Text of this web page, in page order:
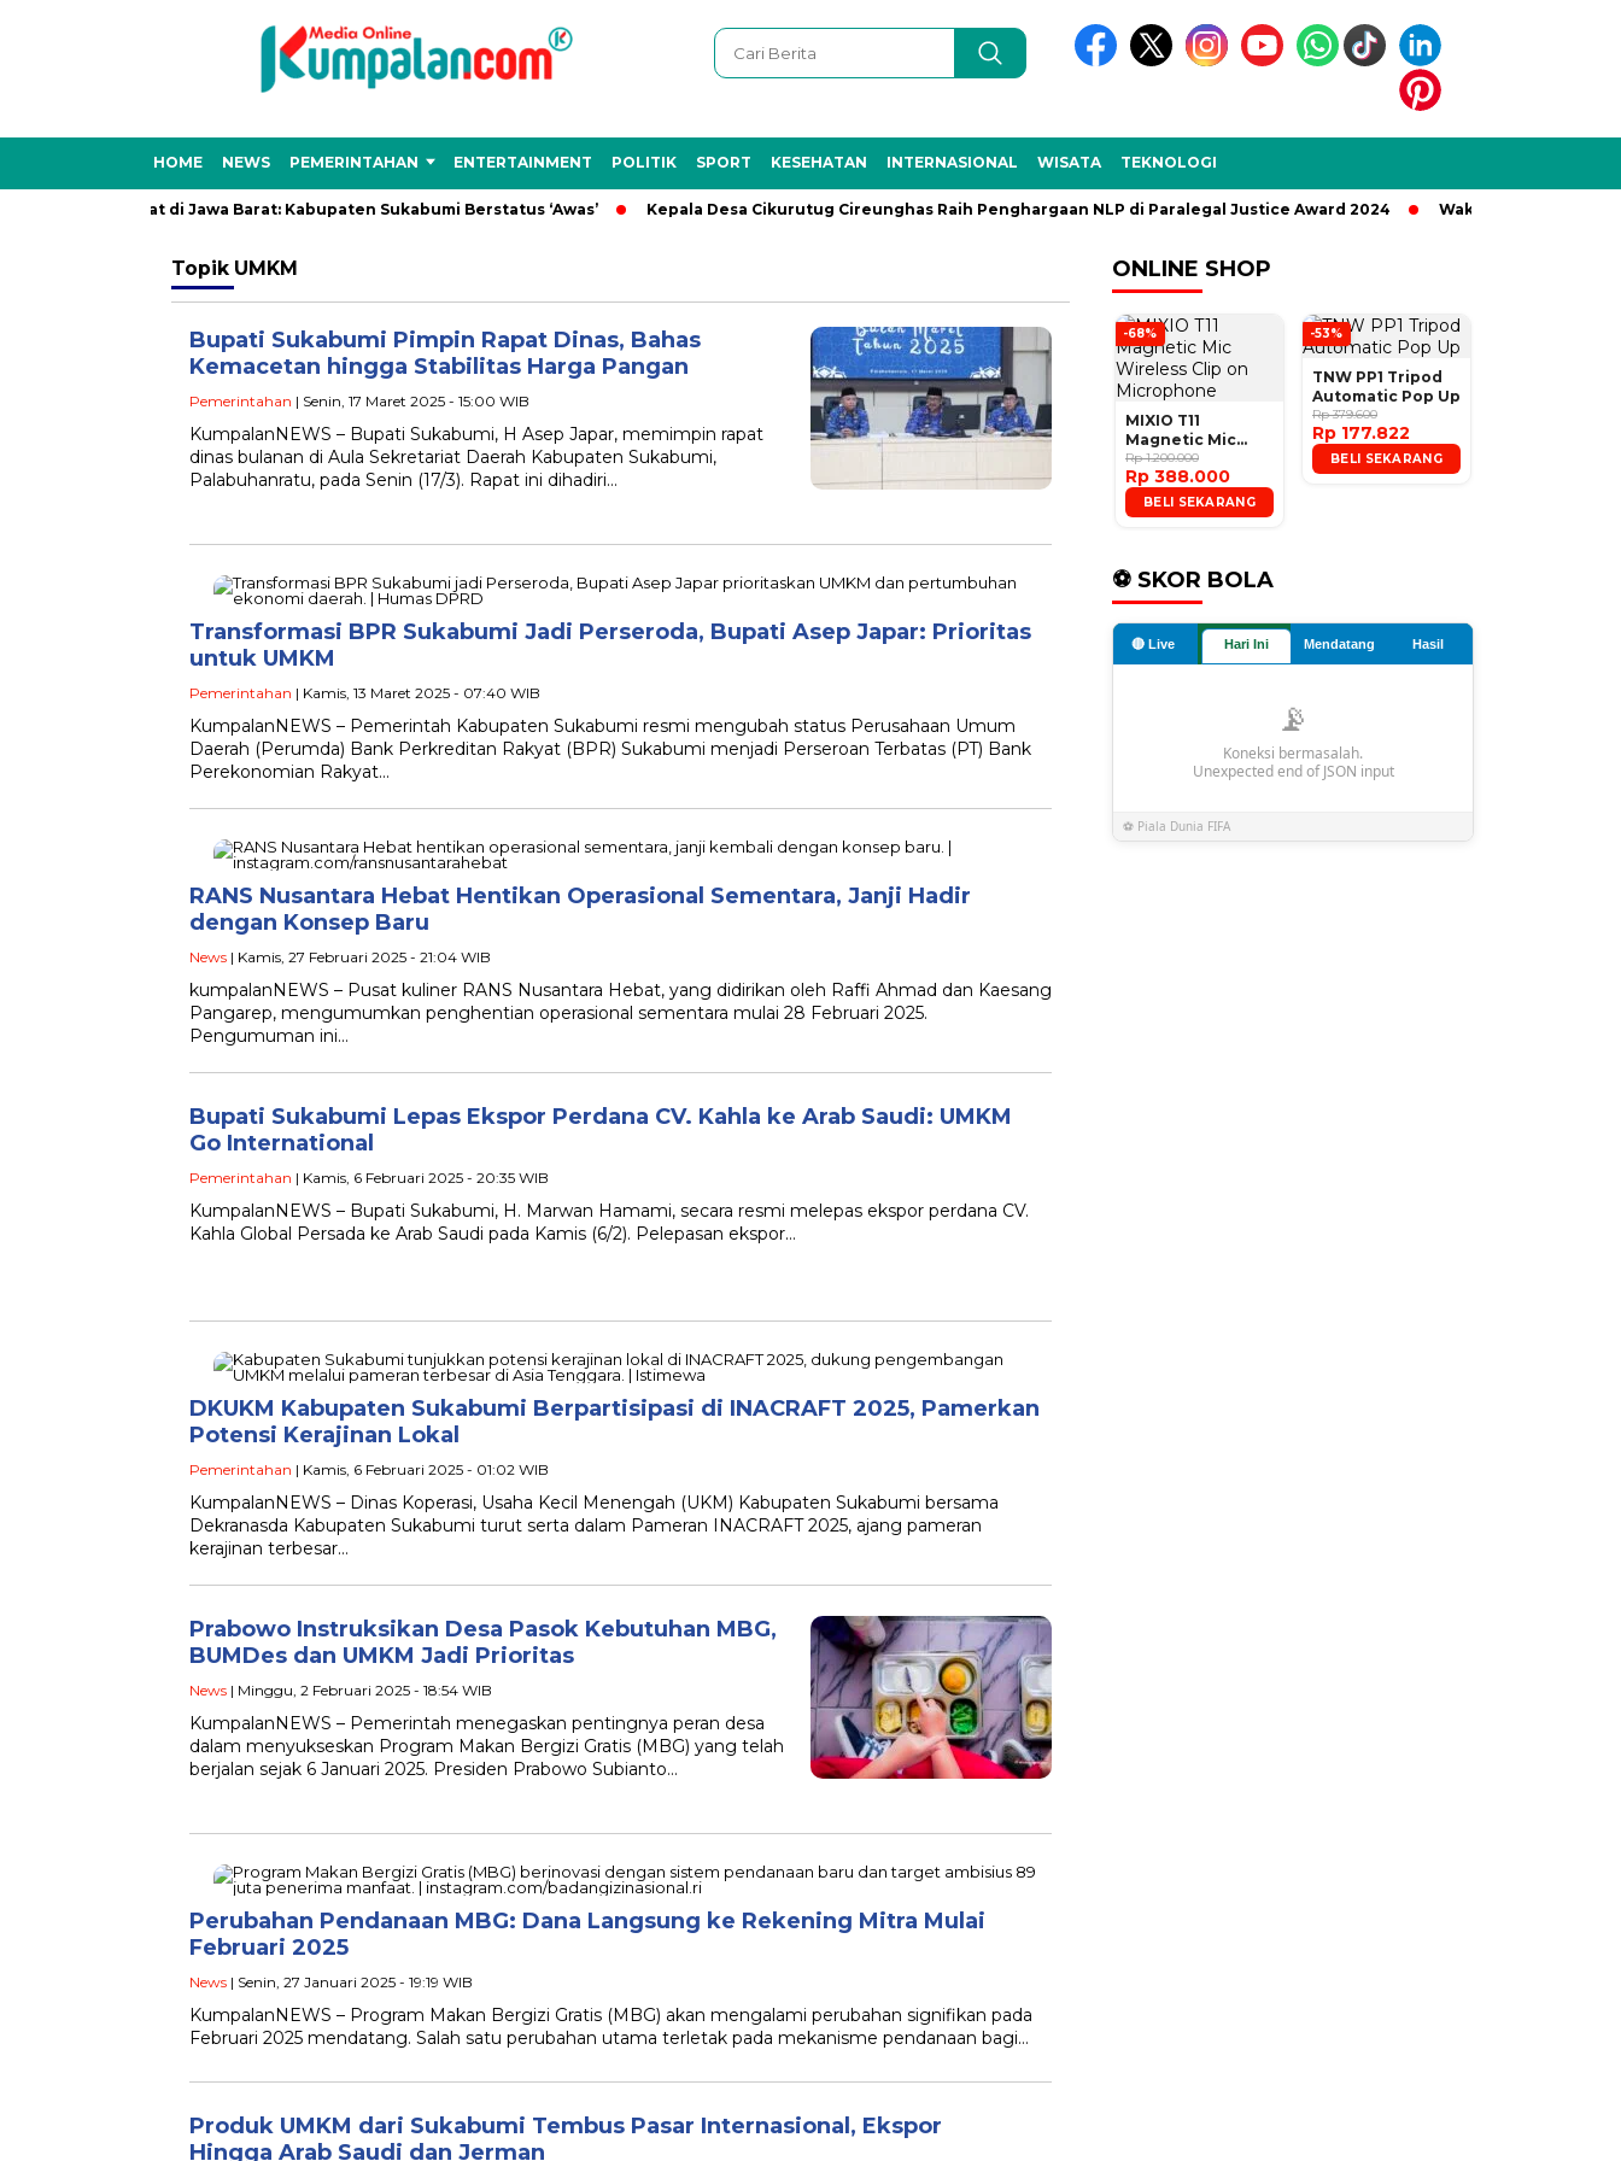
HOME NEWS PEMERINTAHAN ENTERTAINMENT POLITIK SPORT KESEHATAN INTERNASIONAL WISATA TEKNOLOGI
Hujan Lebat di Jawa Barat: Kabupaten Sukabumi Berstatus ‘Awas’ Kepala Desa Cikurutug Cireunghas Raih Penghargaan NLP di Paralegal Justice Award 2024 Wakil Bupati Sukabumi
Topik UMKM
Bupati Sukabumi Pimpin Rapat Dinas, Bahas
Kemacetan hingga Stabilitas Harga Pangan
Pemerintahan | Senin, 17 Maret 2025 - 15:00 WIB
KumpalanNEWS – Bupati Sukabumi, H Asep Japar, memimpin rapat
dinas bulanan di Aula Sekretariat Daerah Kabupaten Sukabumi,
Palabuhanratu, pada Senin (17/3). Rapat ini dihadiri…
Transformasi BPR Sukabumi Jadi Perseroda, Bupati Asep Japar: Prioritas
untuk UMKM
Pemerintahan | Kamis, 13 Maret 2025 - 07:40 WIB
KumpalanNEWS – Pemerintah Kabupaten Sukabumi resmi mengubah status Perusahaan Umum
Daerah (Perumda) Bank Perkreditan Rakyat (BPR) Sukabumi menjadi Perseroan Terbatas (PT) Bank
Perekonomian Rakyat…
RANS Nusantara Hebat Hentikan Operasional Sementara, Janji Hadir
dengan Konsep Baru
News | Kamis, 27 Februari 2025 - 21:04 WIB
kumpalanNEWS – Pusat kuliner RANS Nusantara Hebat, yang didirikan oleh Raffi Ahmad dan Kaesang
Pangarep, mengumumkan penghentian operasional sementara mulai 28 Februari 2025.
Pengumuman ini…
Bupati Sukabumi Lepas Ekspor Perdana CV. Kahla ke Arab Saudi: UMKM
Go International
Pemerintahan | Kamis, 6 Februari 2025 - 20:35 WIB
KumpalanNEWS – Bupati Sukabumi, H. Marwan Hamami, secara resmi melepas ekspor perdana CV.
Kahla Global Persada ke Arab Saudi pada Kamis (6/2). Pelepasan ekspor…
DKUKM Kabupaten Sukabumi Berpartisipasi di INACRAFT 2025, Pamerkan
Potensi Kerajinan Lokal
Pemerintahan | Kamis, 6 Februari 2025 - 01:02 WIB
KumpalanNEWS – Dinas Koperasi, Usaha Kecil Menengah (UKM) Kabupaten Sukabumi bersama
Dekranasda Kabupaten Sukabumi turut serta dalam Pameran INACRAFT 2025, ajang pameran
kerajinan terbesar…
Prabowo Instruksikan Desa Pasok Kebutuhan MBG,
BUMDes dan UMKM Jadi Prioritas
News | Minggu, 2 Februari 2025 - 18:54 WIB
KumpalanNEWS – Pemerintah menegaskan pentingnya peran desa
dalam menyukseskan Program Makan Bergizi Gratis (MBG) yang telah
berjalan sejak 6 Januari 2025. Presiden Prabowo Subianto…
Perubahan Pendanaan MBG: Dana Langsung ke Rekening Mitra Mulai
Februari 2025
News | Senin, 27 Januari 2025 - 19:19 WIB
KumpalanNEWS – Program Makan Bergizi Gratis (MBG) akan mengalami perubahan signifikan pada
Februari 2025 mendatang. Salah satu perubahan utama terletak pada mekanisme pendanaan bagi…
Produk UMKM dari Sukabumi Tembus Pasar Internasional, Ekspor
Hingga Arab Saudi dan Jerman
ONLINE SHOP
-68%
MIXIO T11
Magnetic Mic
Wireless Clip on
Microphone
Rp 1.200.000
Rp 388.000
BELI SEKARANG
-53%
TNW PP1 Tripod
Automatic Pop Up
Rp 379.600
Rp 177.822
BELI SEKARANG
⚽ SKOR BOLA
🔴 Live Hari Ini Mendatang Hasil
📡
Koneksi bermasalah.
Unexpected end of JSON input
⚽ Piala Dunia FIFA